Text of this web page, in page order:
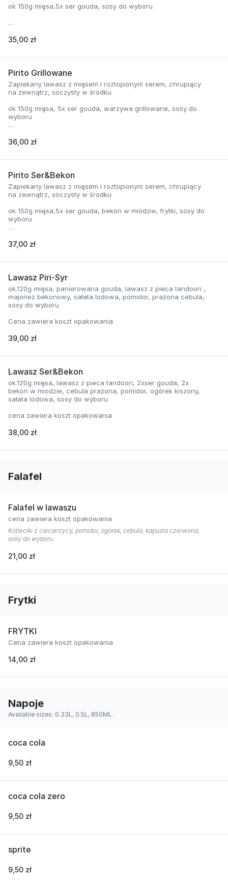
ok 150g mięsa,5x ser gouda, sosy do wyboru
cena zawiera koszt opakowania
35,00 zł
Pirito Grillowane
Zapiekany lawasz z mięsem i roztopionym serem, chrupiący
na zewnątrz, soczysty w środku
ok 150g mięsa, 5x ser gouda, warzywa grillowane, sosy do
wyboru
36,00 zł
Pirito Ser&Bekon
Zapiekany lawasz z mięsem i roztopionym serem, chrupiący
na zewnątrz, soczysty w środku
ok 150g mięsa,5x ser gouda, bekon w miodzie, frytki, sosy do
wyboru
37,00 zł
Lawasz Piri-Syr
ok.120g mięsa, panierowana gouda, lawasz z pieca tandoori ,
majonez bekonowy, sałata lodowa, pomidor, prażona cebula,
sosy do wyboru
Cena zawiera koszt opakowania
39,00 zł
Lawasz Ser&Bekon
ok.120g mięsa, lawasz z pieca tandoori, 2xser gouda, 2x
bekon w miodzie, cebula prażona, pomidor, ogórek kiszony,
sałata lodowa, sosy do wyboru
cena zawiera koszt opakowania
38,00 zł
Falafel
Falafel w lawaszu
cena zawiera koszt opakowania
Kotleciki z ciecierzycy, pomidor, ogórek, cebula, kapusta czerwona,
sosy do wyboru
21,00 zł
Frytki
FRYTKI
Cena zawiera koszt opakowania
14,00 zł
Napoje
Available sizes: 0.33L, 0.5L, 850ML.
coca cola
9,50 zł
coca cola zero
9,50 zł
sprite
9,50 zł